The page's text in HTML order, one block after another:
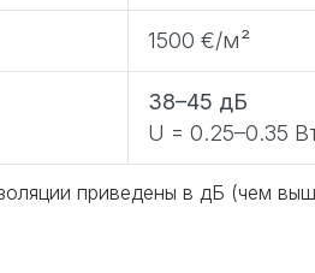
приведены в дБ (чем
1500 €/м²
38–45 дБ
U = 0.25–0.35